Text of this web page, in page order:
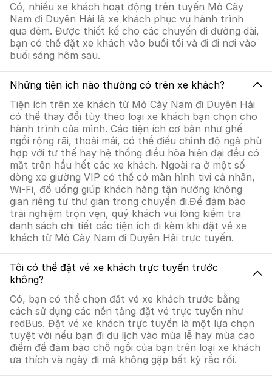
Có, nhiều xe khách hoạt động trên tuyến Mỏ Cày
Nam đi Duyên Hải là xe khách phục vụ hành trình
qua đêm. Được thiết kế cho các chuyến đi đường dài,
bạn có thể đặt xe khách vào buổi tối và đi đi nơi vào
buổi sáng hôm sau.
Những tiện ích nào thường có trên xe khách?
Tiện ích trên xe khách từ Mỏ Cày Nam đi Duyên Hải
có thể thay đổi tùy theo loại xe khách bạn chọn cho
hành trình của mình. Các tiện ích cơ bản như ghế
ngồi rộng rãi, thoải mái, có thể điều chỉnh độ ngả phù
hợp với tư thế hay hệ thống điều hòa hiện đại đều có
mặt trên hầu hết các xe khách. Ngoài ra ở một số
dòng xe giường VIP có thể có màn hình tivi cá nhân,
Wi-Fi, đồ uống giúp khách hàng tận hưởng không
gian riêng tư thư giãn trong chuyến đi.Để đảm bảo
trải nghiệm trọn vẹn, quý khách vui lòng kiểm tra
danh sách chi tiết các tiện ích đi kèm khi đặt vé xe
khách từ Mỏ Cày Nam đi Duyên Hải trực tuyến.
Tôi có thể đặt vé xe khách trực tuyến trước
không?
Có, bạn có thể chọn đặt vé xe khách trước bằng
cách sử dụng các nền tảng đặt vé trực tuyến như
redBus. Đặt vé xe khách trực tuyến là một lựa chọn
tuyệt vời nếu bạn đi du lịch vào mùa lễ hay mùa cao
điểm để đảm bảo chỗ ngồi của bạn trên loại xe khách
ưa thích và ngày đi mà không gặp bất kỳ rắc rối.